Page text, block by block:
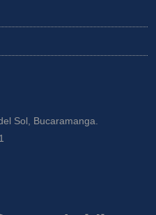
Sol, Bucaramanga.